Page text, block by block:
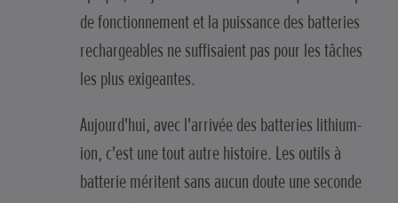
de fonctionnement et la puissance des batteries
rechargeables ne suffisaient pas pour les tâches
les plus exigeantes.
Aujourd'hui, avec l'arrivée des batteries lithium-
ion, c'est une tout autre histoire. Les outils à
batterie méritent sans aucun doute une seconde